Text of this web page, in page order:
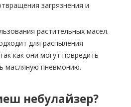
загрязнения и
растительных масел.
для распыления
как они могут повредить
масляную пневмонию.
небулайзер?